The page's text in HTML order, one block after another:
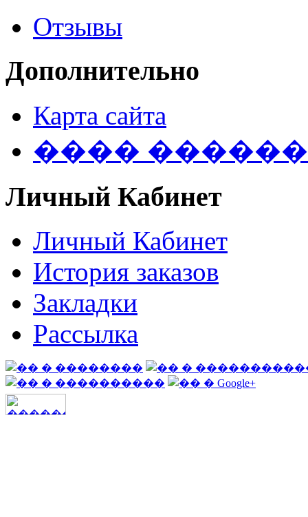
Отзывы
Дополнительно
Карта сайта
����
Личный Кабинет
Личный Кабинет
История заказов
Закладки
Рассылка